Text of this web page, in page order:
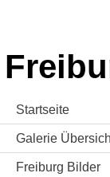
Startseite
Galerie
Freiburg Bilder